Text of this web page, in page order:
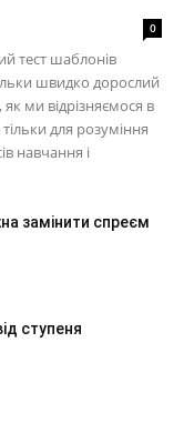
0
тест шаблонів
швидко дорослий
ми відрізняємося в
для розуміння
навчання і
замінити спреєм
ступеня